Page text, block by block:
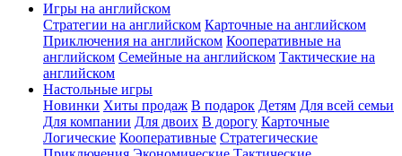
Игры на английском
Стратегии на английском Карточные на английском
Приключения на английском Кооперативные на
английском Семейные на английском Тактические на
английском
Настольные игры
Новинки Хиты продаж В подарок Детям Для всей семьи
Для компании Для двоих В дорогу Карточные
Логические Кооперативные Стратегические